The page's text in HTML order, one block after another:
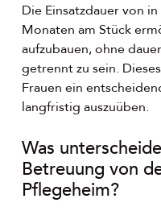
Die Einsatzdauer von
Monaten am Stück
aufzubauen, ohne
getrennt zu sein.
Frauen ein
langfristig auszuüben.
Was
Betreuung von
Pflegeheim?